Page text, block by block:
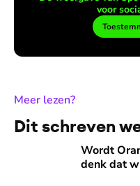
voor
Meer lezen?:
Dit schreven
Wordt
denk dat
Wordt Oranje